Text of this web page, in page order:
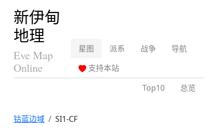
新伊甸
地理
Eve Map
Online
星图 派系 战争
导航
支持本站
总览
Top10
钴蓝边域 SI1-CF